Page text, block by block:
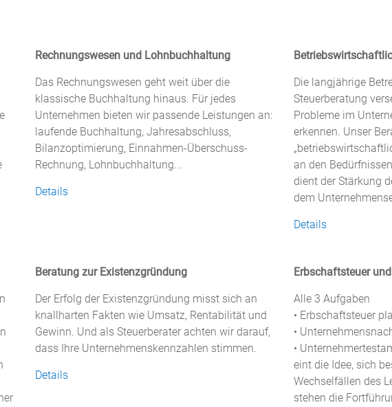
Rechnungswesen und Lohnbuchhaltung
Das Rechnungswesen geht weit über die
klassische Buchhaltung hinaus. Für jedes
Unternehmen bieten wir passende Leistungen an:
laufende Buchhaltung, Jahresabschluss,
Bilanzoptimierung, Einnahmen-Überschuss-
Rechnung, Lohnbuchhaltung...
Details
Die langjährige
Steuerberatung
Probleme im
erkennen. Unser
an den
dient der Stärkung
dem
Details
Beratung zur Existenzgründung
Der Erfolg der Existenzgründung misst sich an
knallharten Fakten wie Umsatz, Rentabilität und
Gewinn. Und als Steuerberater achten wir darauf,
dass Ihre Unternehmenskennzahlen stimmen.
Details
Erbschaftsteuer
Alle 3 Aufgaben
• Erbschaftsteuer
•
•
eint die Idee, sich
Wechselfällen des
stehen die